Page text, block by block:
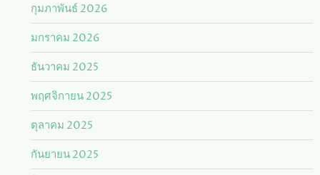
กุมภาพันธ์ 2026
มกราคม 2026
ธันวาคม 2025
พฤศจิกายน 2025
ตุลาคม 2025
กันยายน 2025